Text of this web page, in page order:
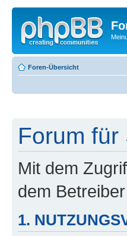
Foren-Übersicht
Forum
Mit dem
dem
1.